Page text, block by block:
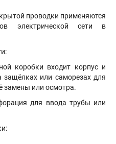
проводки применяются
электрической сети в
коробки входит корпус и
или саморезах для
замены или осмотра.
для ввода трубы или